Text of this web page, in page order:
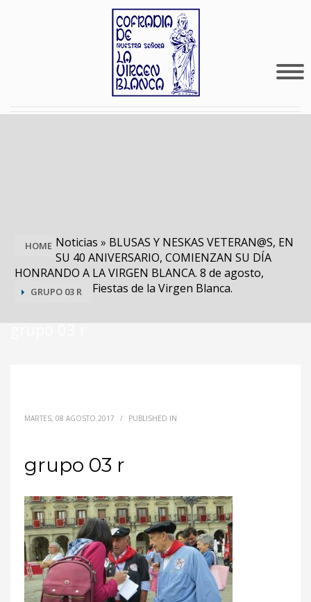
HOME Noticias » BLUSAS Y NESKAS VETERAN@S, EN
SU 40 ANIVERSARIO, COMIENZAN SU DÍA
HONRANDO A LA VIRGEN BLANCA. 8 de agosto,
Fiestas de la Virgen Blanca.
GRUPO 03 R
grupo 03 r
MARTES, 08 AGOSTO 2017 / PUBLISHED IN
grupo 03 r